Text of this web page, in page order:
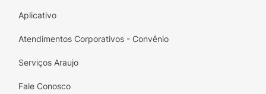
Aplicativo
Atendimentos Corporativos - Convênio
Serviços Araujo
Fale Conosco